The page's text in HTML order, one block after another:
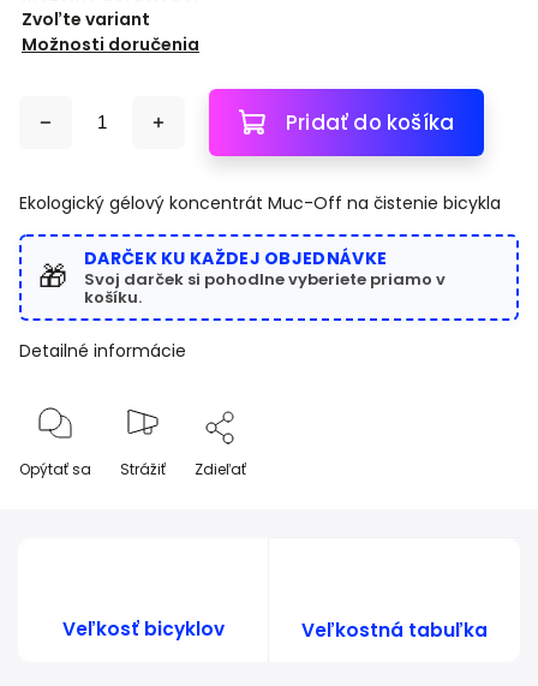
Zvoľte variant
Možnosti doručenia
Pridať do košíka
Ekologický gélový koncentrát Muc-Off na čistenie bicykla
🎁 DARČEK KU KAŽDEJ OBJEDNÁVKE
Svoj darček si pohodlne vyberiete priamo v
košíku.
Detailné informácie
Opýtať sa Strážiť Zdieľať
Veľkosť bicyklov Veľkostná tabuľka